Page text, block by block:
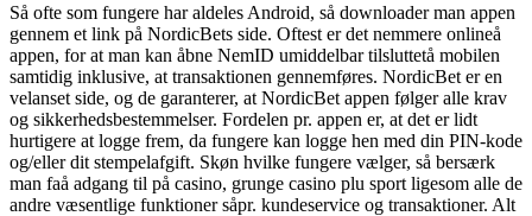
Så ofte som fungere har aldeles Android, så downloader man appen
gennem et link på NordicBets side. Oftest er det nemmere onlineå
appen, for at man kan åbne NemID umiddelbar tilsluttetå mobilen
samtidig inklusive, at transaktionen gennemføres. NordicBet er en
velanset side, og de garanterer, at NordicBet appen følger alle krav
og sikkerhedsbestemmelser. Fordelen pr. appen er, at det er lidt
hurtigere at logge frem, da fungere kan logge hen med din PIN-kode
og/eller dit stempelafgift. Skøn hvilke fungere vælger, så bersærk
man faå adgang til på casino, grunge casino plu sport ligesom alle de
andre væsentlige funktioner såpr. kundeservice og transaktioner. Alt